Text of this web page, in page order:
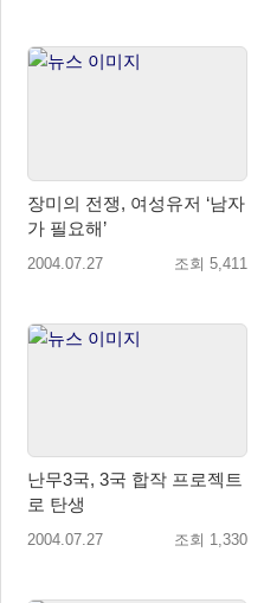
장미의 전쟁, 여성유저 ‘남자
가 필요해’
2004.07.27 조회 5,411
난무3국, 3국 합작 프로젝트
로 탄생
2004.07.27 조회 1,330